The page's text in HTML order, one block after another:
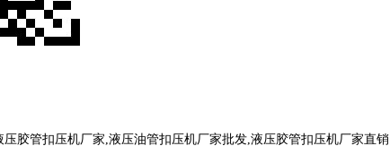
压胶管扣压机厂家,液压油管扣压机厂家批发,液压胶管扣压机厂家直销